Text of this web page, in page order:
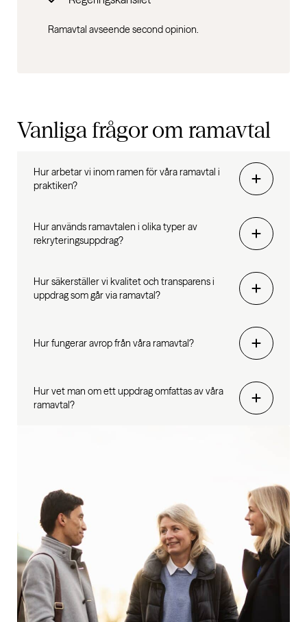
Ramavtal avseende second opinion.
Vanliga frågor omramavtal
Hur arbetar vi inom ramen för våra ramavtal i
praktiken?
Hur används ramavtalen i olika typer av
rekryteringsuppdrag?
Hur säkerställer vi kvalitet och transparens i
uppdrag som går via ramavtal?
Hur fungerar avrop från våra ramavtal?
Hur vet man om ett uppdrag omfattas av våra
ramavtal?